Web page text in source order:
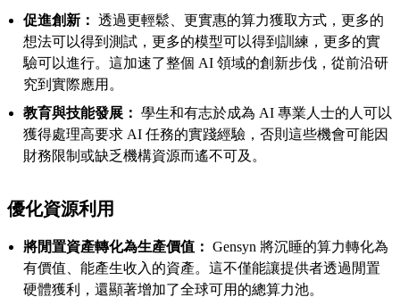
促進創新： 透過更輕鬆、更實惠的算力獲取方式，更多的
想法可以得到測試，更多的模型可以得到訓練，更多的實
驗可以進行。這加速了整個 AI 領域的創新步伐，從前沿研
究到實際應用。
教育與技能發展： 學生和有志於成為 AI 專業人士的人可以
獲得處理高要求 AI 任務的實踐經驗，否則這些機會可能因
財務限制或缺乏機構資源而遙不可及。
優化資源利用
將閒置資產轉化為生產價值： Gensyn 將沉睡的算力轉化為
有價值、能產生收入的資產。這不僅能讓提供者透過閒置
硬體獲利，還顯著增加了全球可用的總算力池。